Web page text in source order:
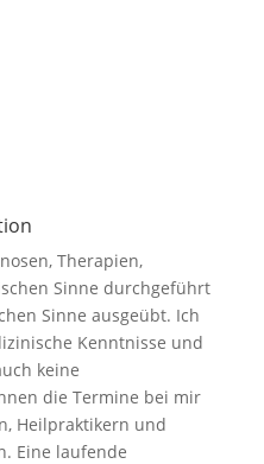
Therapien,
Sinne durchgeführt
Sinne ausgeübt. Ich
Kenntnisse und
keine
die Termine bei mir
Heilpraktikern und
Eine laufende